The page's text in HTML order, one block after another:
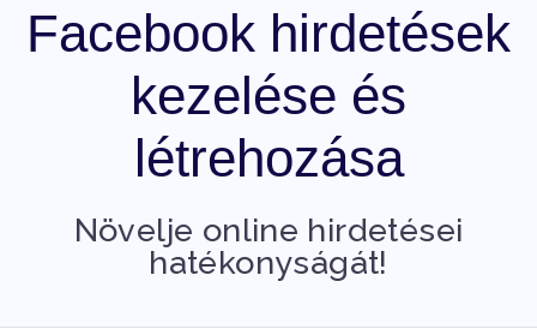
Facebook hirdetések
kezelése és
létrehozása
Növelje online hirdetései
hatékonyságát!